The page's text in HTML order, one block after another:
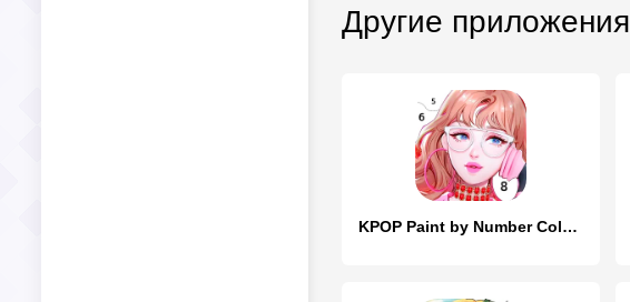
Другие приложения
KPOP Paint by Number Coloring